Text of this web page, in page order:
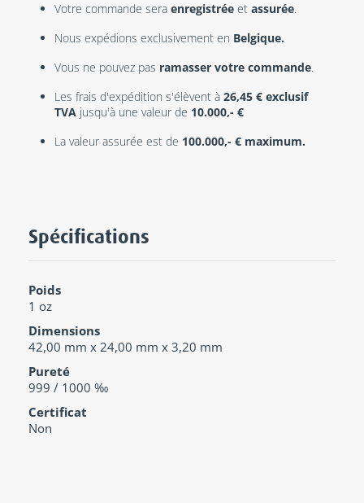
Votre commande sera enregistrée et assurée.
Nous expédions exclusivement en Belgique.
Vous ne pouvez pas ramasser votre commande.
Les frais d'expédition s'élèvent à 26,45 € exclusif
TVA jusqu'à une valeur de 10.000,- €
La valeur assurée est de 100.000,- € maximum.
Spécifications
Poids
1 oz
Dimensions
42,00 mm x 24,00 mm x 3,20 mm
Pureté
999 / 1000 ‰
Certificat
Non